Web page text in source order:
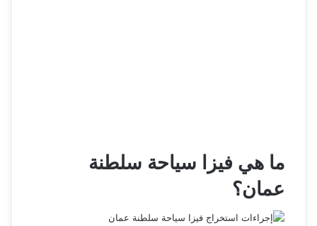
ما هي فيزا سياحة سلطنة
عمان؟